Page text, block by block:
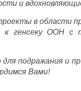
и
в области
к генсеку ООН с
подражания и
Вами!